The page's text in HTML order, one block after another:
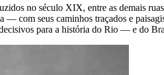
no século XIX, entre as demais
— com seus caminhos traçados e
para a história do Rio — e do